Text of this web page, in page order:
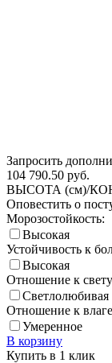
Запросить
104 790.50 руб.
ВЫСОТА (см)/
Оповестить о
Морозостойкость:
Высокая
Устойчивость к
Высокая
Отношение к
Светлолюбивая
Отношение к
Умеренное
В корзину
Купить в 1 клик